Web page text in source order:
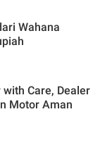
Wahana
Care, Dealer
Motor Aman